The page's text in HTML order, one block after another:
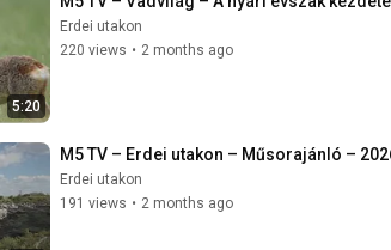
5:20
Erdei utakon
220 views • 2 months ago
M5 TV – Erdei utakon – Műsorajánló –
Erdei utakon
191 views • 2 months ago